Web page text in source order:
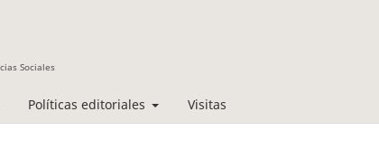
Sociales
Políticas editoriales Visitas